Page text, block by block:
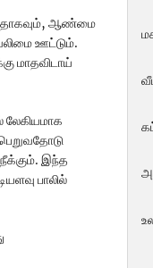
ஆண்மை
ஊட்டும்.
மாதவிடாய்
லேகியமாக
இந்த
பாலில்